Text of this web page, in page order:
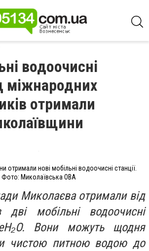
водоочисні
міжнародних
отримали
отримали нові мобільні водоочисні станції.
Фото: Миколаївська ОВА
Миколаєва отримали від
дві мобільні водоочисні
Вони можуть щодня
чистою питною водою до